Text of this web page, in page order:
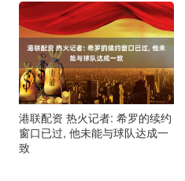
港联配资 热火记者: 希罗的续约
窗口已过, 他未能与球队达成一
致